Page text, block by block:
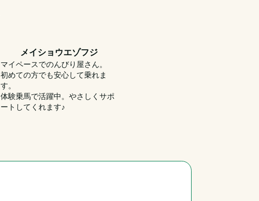
メイショウエゾフジ
マイペースでのんびり屋さん。
初めての方でも安心して乗れま
す。
体験乗馬で活躍中。やさしくサポ
ートしてくれます♪